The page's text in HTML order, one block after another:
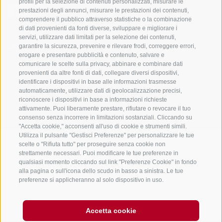
prestazioni degli annunci, misurare le prestazioni dei contenuti,
comprendere il pubblico attraverso statistiche o la combinazione
di dati provenienti da fonti diverse, sviluppare e migliorare i
servizi, utilizzare dati limitati per la selezione dei contenuti,
garantire la sicurezza, prevenire e rilevare frodi, correggere errori,
erogare e presentare pubblicità e contenuto, salvare e
comunicare le scelte sulla privacy, abbinare e combinare dati
provenienti da altre fonti di dati, collegare diversi dispositivi,
identificare i dispositivi in base alle informazioni trasmesse
automaticamente, utilizzare dati di geolocalizzazione precisi,
riconoscere i dispositivi in base a informazioni richieste
attivamente. Puoi liberamente prestare, rifiutare o revocare il tuo
consenso senza incorrere in limitazioni sostanziali. Cliccando su
"Accetta cookie," acconsenti all'uso di cookie e strumenti simili.
Utilizza il pulsante "Gestisci Preferenze" per personalizzare le tue
scelte o "Rifiuta tutto" per proseguire senza cookie non
strettamente necessari. Puoi modificare le tue preferenze in
qualsiasi momento cliccando sul link "Preferenze Cookie" in fondo
alla pagina o sull'icona dello scudo in basso a sinistra. Le tue
preferenze si applicheranno al solo dispositivo in uso.
Accetta cookie
Sempre informati e aggiornati!
NEWSLETTER
Alloggi
Hotel
Garni/B&B
Temi
La Regione
Attività
Service
Arrivo